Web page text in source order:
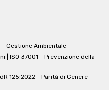
- Gestione Ambientale
| ISO 37001 - Prevenzione della
125:2022 - Parità di Genere